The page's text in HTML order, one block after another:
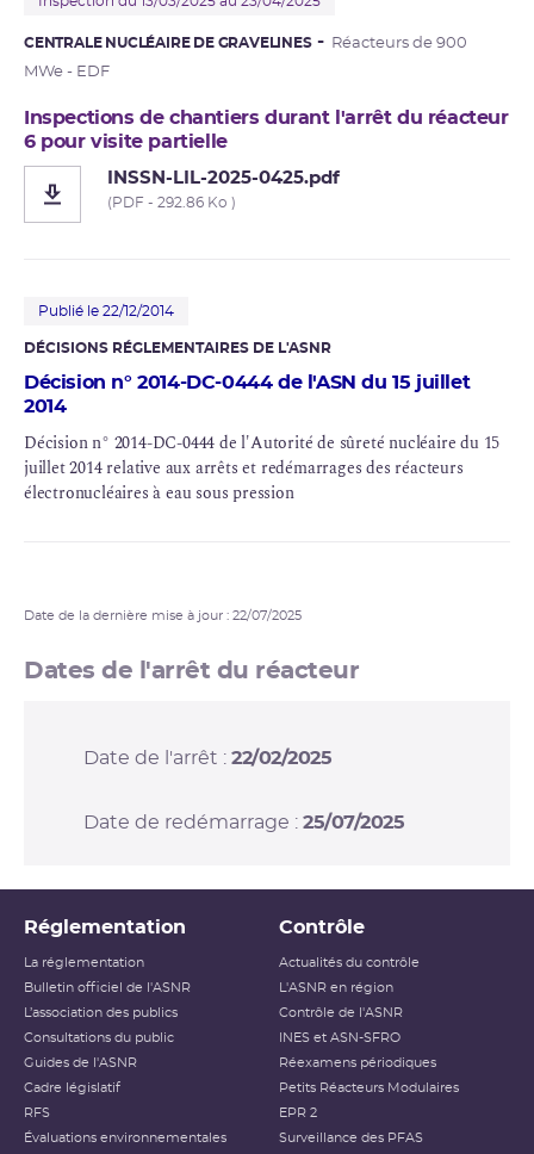
CENTRALE NUCLÉAIRE DE GRAVELINES
Réacteurs de 900
MWe - EDF
Inspections de chantiers durant l'arrêt du réacteur
6 pour visite partielle
INSSN-LIL-2025-0425.pdf
(PDF - 292.86 Ko )
Publié le 22/12/2014
DÉCISIONS RÉGLEMENTAIRES DE L'ASNR
Décision n° 2014-DC-0444 de l'ASN du 15 juillet
2014
Décision n° 2014-DC-0444 de l'Autorité de sûreté nucléaire du 15
juillet 2014 relative aux arrêts et redémarrages des réacteurs
électronucléaires à eau sous pression
Date de la dernière mise à jour : 22/07/2025
Dates de l'arrêt du réacteur
Date de l'arrêt : 22/02/2025
Date de redémarrage : 25/07/2025
Réglementation
La réglementation
Bulletin officiel de l'ASNR
L’association des publics
Consultations du public
Guides de l'ASNR
Cadre législatif
RFS
Évaluations environnementales
Contrôle
Actualités du contrôle
L'ASNR en région
Contrôle de l'ASNR
INES et ASN-SFRO
Réexamens périodiques
Petits Réacteurs Modulaires
EPR 2
Surveillance des PFAS